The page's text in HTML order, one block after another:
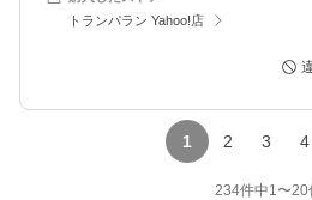
トランパラン Yahoo!店
1 2 3 4
234件中1〜20